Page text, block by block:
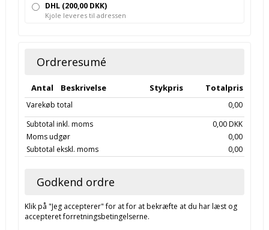
DHL(200,00 DKK)
Kjole leveres til adressen
Ordreresumé
Antal Beskrivelse Stykpris Totalpris
Varekøb total
0,00
Subtotal inkl. moms
0,00 DKK
Moms udgør
0,00
Subtotal ekskl. moms
0,00
Godkend ordre
Klik på "Jeg accepterer" for at for at bekræfte at du har læst og
accepteret forretningsbetingelserne.